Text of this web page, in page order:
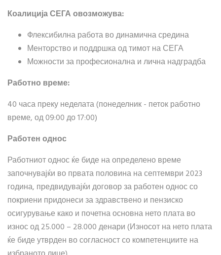
Коалиција СЕГА овозможува:
Флексибилна работа во динамична средина
Менторство и поддршка од тимот на СЕГА
Можности за професионална и лична надградба
Работно време:
40 часа преку неделата (понеделник - петок работно
време, од 09:00 до 17:00)
Работен однос
Работниот однос ќе биде на определено време
започнувајќи во првата половина на септември 2023
година, предвидувајќи договор за работен однос со
покриени придонеси за здравствено и пензиско
осигурување како и почетна основна нето плата во
износ од 25.000 – 28.000 денари (Износот на нето плата
ќе биде утврден во согласност со компетенциите на